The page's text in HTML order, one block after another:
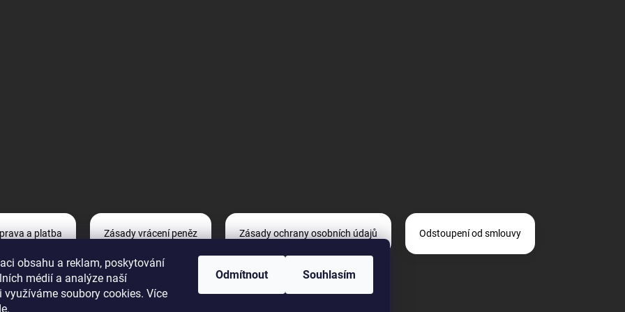
obsahu a reklam, poskytování
médií a analýze naší
využíváme soubory cookies. Více
.
Odmítnout Souhlasím
a platba Zásady vrácení peněz Zásady ochrany osobních údajů Odstoupení od smlouvy
Reklamace